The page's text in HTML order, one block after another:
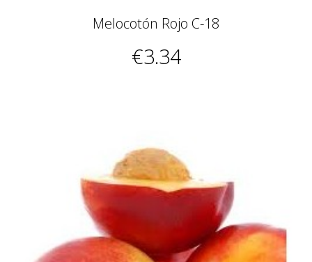
Melocotón Rojo C-18
€3.34